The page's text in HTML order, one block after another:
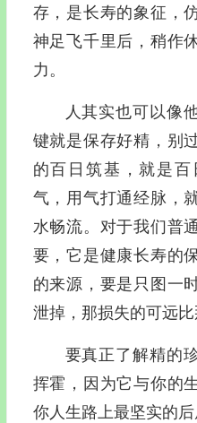
存，是长寿的象征，
神足飞千里后，稍作
力。
人其实也可以像
键就是保存好精，别
的百日筑基，就是
气，用气打通经脉，
水畅流。对于我们普
要，它是健康长寿的
的来源，要是只图一
泄掉，那损失的可远比
要真正了解精的
挥霍，因为它与你的
你人生路上最坚实的后